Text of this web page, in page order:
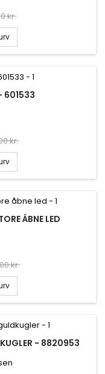
kr.
601533
kr.
ÅBNE LED
kr.
- 8820953